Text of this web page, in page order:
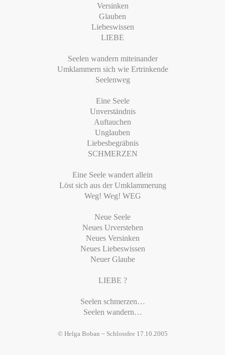
Versinken
Glauben
Liebeswissen
LIEBE
Seelen wandern miteinander
Umklammern sich wie Ertrinkende
Seelenweg
Eine Seele
Unverständnis
Auftauchen
Unglauben
Liebesbegräbnis
SCHMERZEN
Eine Seele wandert allein
Löst sich aus der Umklammerung
Weg! Weg! WEG
Neue Seele
Neues Urverstehen
Neues Versinken
Neues Liebeswissen
Neuer Glaube
LIEBE ?
Seelen schmerzen…
Seelen wandern…
© Helga Boban ~ Schlossfee 17.10.2005